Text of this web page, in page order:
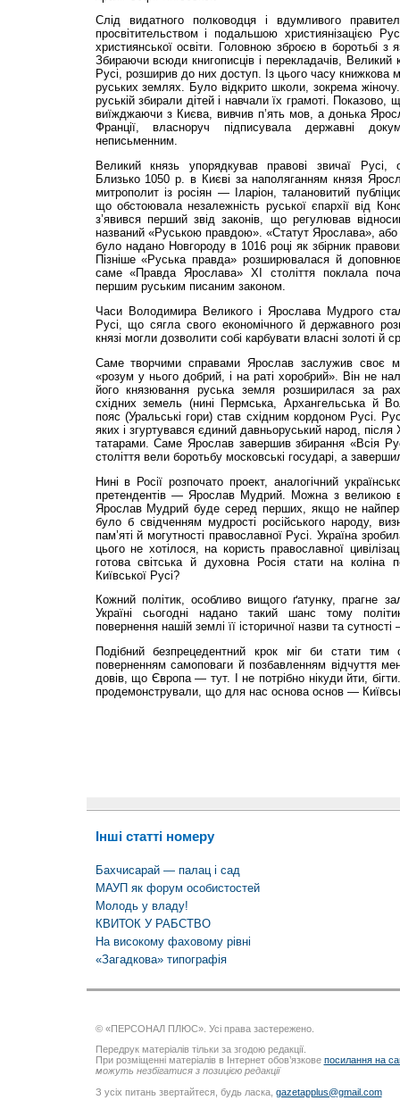
Слід видатного полководця і вдумливого
просвітительством і подальшою християнізацією
християнської освіти. Головною зброєю в боротьбі з
Збираючи всюди книгописців і перекладачів,
Русі, розширив до них доступ. Із цього часу книжкова
руських землях. Було відкрито школи, зокрема
руській збирали дітей і навчали їх грамоті.
виїжджаючи з Києва, вивчив п’ять мов, а донька
Франції, власноруч підписувала державні
неписьменним.
Великий князь упорядкував правові звичаї Русі,
Близько 1050 р. в Києві за наполяганням князя
митрополит із росіян — Іларіон, талановитий
що обстоювала незалежність руської єпархії від
з’явився перший звід законів, що регулював
названий «Руською правдою». «Статут Ярослава»,
було надано Новгороду в 1016 році як збірник
Пізніше «Руська правда» розширювалася й
саме «Правда Ярослава» XI століття поклала
першим руським писаним законом.
Часи Володимира Великого і Ярослава Мудрого
Русі, що сягла свого економічного й державного
князі могли дозволити собі карбувати власні золоті й
Саме творчими справами Ярослав заслужив своє
«розум у нього добрий, і на раті хоробрий». Він не
його князювання руська земля розширилася за
східних земель (нині Пермська, Архангельська й
пояс (Уральські гори) став східним кордоном Русі.
яких і згуртувався єдиний давньоруський народ, після
татарами. Саме Ярослав завершив збирання «Всія
століття вели боротьбу московські государі, а
Нині в Росії розпочато проект, аналогічний
претендентів — Ярослав Мудрий. Можна з великою
Ярослав Мудрий буде серед перших, якщо не
було б свідченням мудрості російського народу,
пам’яті й могутності православної Русі. Україна
цього не хотілося, на користь православної
готова світська й духовна Росія стати на коліна
Київської Русі?
Кожний політик, особливо вищого ґатунку, прагне
Україні сьогодні надано такий шанс тому
повернення нашій землі її історичної назви та
Подібний безпрецедентний крок міг би стати тим
поверненням самоповаги й позбавленням відчуття
довів, що Європа — тут. І не потрібно нікуди йти,
продемонстрували, що для нас основа основ —
Інші статті номеру
Бахчисарай — палац і сад
МАУП як форум особистостей
Молодь у владу!
КВИТОК У РАБСТВО
На високому фаховому рівні
«Загадкова» типографія
© «ПЕРСОНАЛ ПЛЮС». Усі права застережено.
Передрук матеріалів тільки за згодою редакції.
При розміщенні матеріалів в Інтернет обов’язкове посилання на
можуть незбігатися з позицією редакції
З усіх питань звертайтеся, будь ласка, gazetapplus@gmail.com